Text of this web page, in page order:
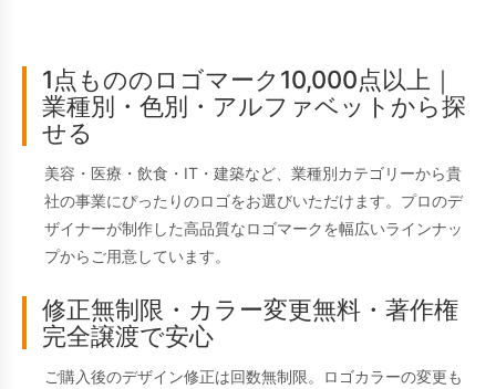
1点もののロゴマーク10,000点以上｜
業種別・色別・アルファベットから探
せる
美容・医療・飲食・IT・建築など、業種別カテゴリーから貴
社の事業にぴったりのロゴをお選びいただけます。プロのデ
ザイナーが制作した高品質なロゴマークを幅広いラインナッ
プからご用意しています。
修正無制限・カラー変更無料・著作権
完全譲渡で安心
ご購入後のデザイン修正は回数無制限。ロゴカラーの変更も